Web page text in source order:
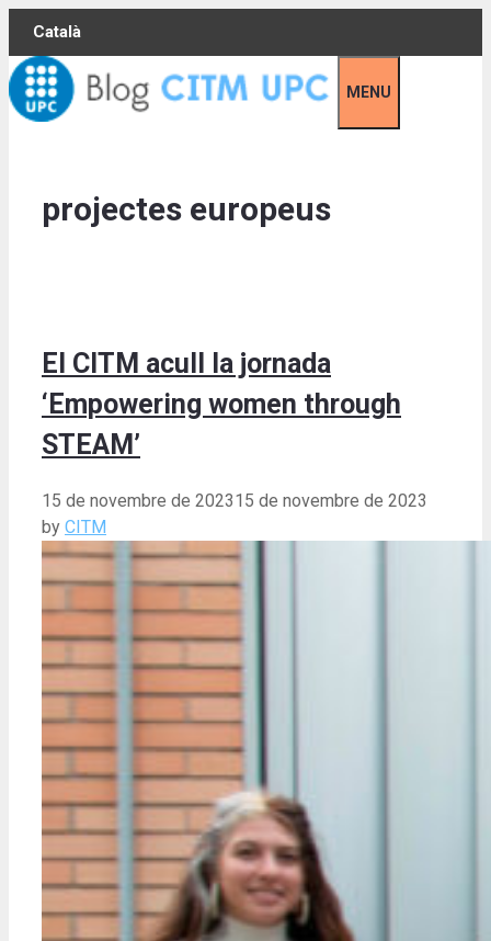
Skip
content
Català
MENU
projectes europeus
El CITM acull la jornada
‘Empowering women through
STEAM’
15 de novembre de 202315 de novembre de 2023
by CITM